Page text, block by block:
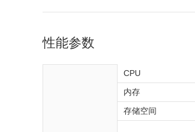
性能参数
CPU
内存
存储空间